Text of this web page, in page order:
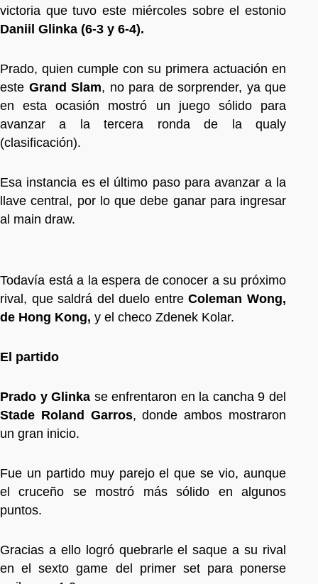
victoria que tuvo este miércoles sobre el estonio
Daniil Glinka (6-3 y 6-4).
Prado, quien cumple con su primera actuación en
este Grand Slam, no para de sorprender, ya que
en esta ocasión mostró un juego sólido para
avanzar a la tercera ronda de la qualy
(clasificación).
Esa instancia es el último paso para avanzar a la
llave central, por lo que debe ganar para ingresar
al main draw.
Todavía está a la espera de conocer a su próximo
rival, que saldrá del duelo entreColeman Wong,
de Hong Kong, y el checo Zdenek Kolar.
El partido
Prado y Glinka se enfrentaron en la cancha 9 del
Stade Roland Garros, donde ambos mostraron
un gran inicio.
Fue un partido muy parejo el que se vio, aunque
el cruceño se mostró más sólido en algunos
puntos.
Gracias a ello logró quebrarle el saque a su rival
en el sexto game del primer set para ponerse